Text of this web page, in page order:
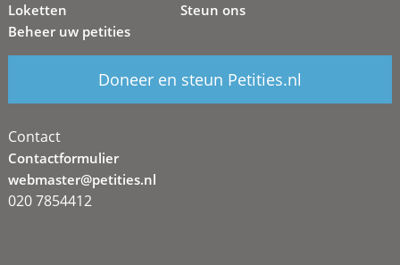
Loketten
Beheer uw petities
Steun ons
Doneer en steun Petities.nl
Contact
Contactformulier
webmaster@petities.nl
020 7854412